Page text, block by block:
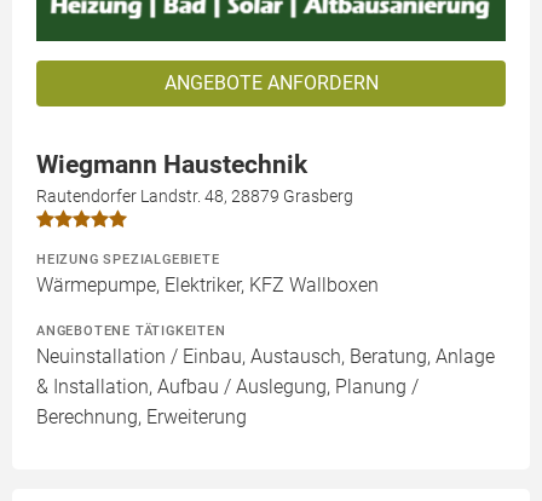
ANGEBOTE ANFORDERN
Wiegmann Haustechnik
Rautendorfer Landstr. 48, 28879 Grasberg
HEIZUNG SPEZIALGEBIETE
Wärmepumpe, Elektriker, KFZ Wallboxen
ANGEBOTENE TÄTIGKEITEN
Neuinstallation / Einbau, Austausch, Beratung, Anlage
& Installation, Aufbau / Auslegung, Planung /
Berechnung, Erweiterung